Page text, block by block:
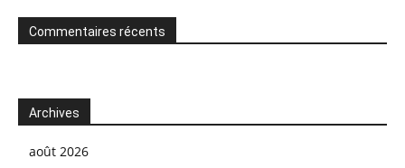
Commentaires récents
Archives
août 2026